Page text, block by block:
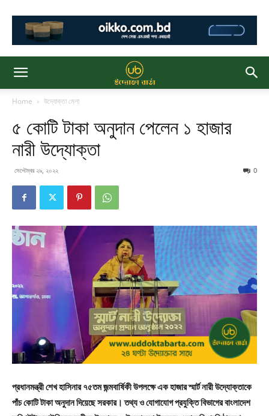
Home উদ্যোক্তা মেলা
৫ কোটি টাকা অনুদান পেলেন ১ হাজার
নারী উদ্যোক্তা
সেপ্টেম্বর ২৯, ২০২২ 0
প্রধানমন্ত্রী শেখ হাসিনার ৭৫তম জন্মবার্ষিকী উপলক্ষে এক হাজার স্মার্ট নারী উদ্যোক্তাকে
পাঁচ কোটি টাকা অনুদান দিয়েছে সরকার। তথ্য ও যোগাযোগ প্রযুক্তি বিভাগের বাংলাদেশ